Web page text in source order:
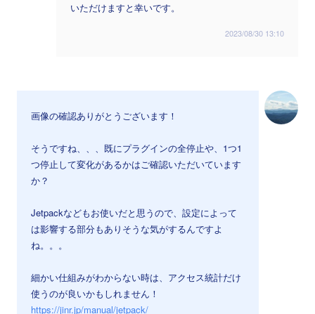
いただけますと幸いです。
2023/08/30 13:10
画像の確認ありがとうございます！
そうですね、、、既にプラグインの全停止や、1つ1
つ停止して変化があるかはご確認いただいています
か？
Jetpackなどもお使いだと思うので、設定によって
は影響する部分もありそうな気がするんですよ
ね。。。
細かい仕組みがわからない時は、アクセス統計だけ
使うのが良いかもしれません！
https://jinr.jp/manual/jetpack/